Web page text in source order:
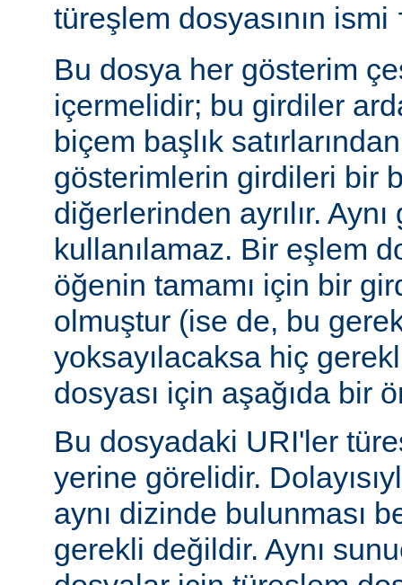
türeşlem dosyasının ismi
Bu dosya her gösterim
içermelidir; bu girdiler
biçem başlık
gösterimlerin girdileri bir
diğerlerinden ayrılır.
kullanılamaz. Bir eşlem
öğenin tamamı için bir
olmuştur (ise de, bu
yoksayılacaksa hiç
dosyası için aşağıda bir
Bu dosyadaki URI'ler
yerine görelidir.
aynı dizinde bulunması
gerekli değildir. Aynı